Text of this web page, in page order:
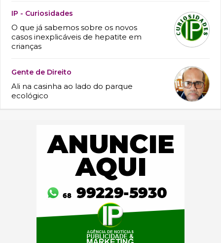
IP - Curiosidades
O que já sabemos sobre os novos
casos inexplicáveis de hepatite em
crianças
Gente de Direito
Ali na casinha ao lado do parque
ecológico